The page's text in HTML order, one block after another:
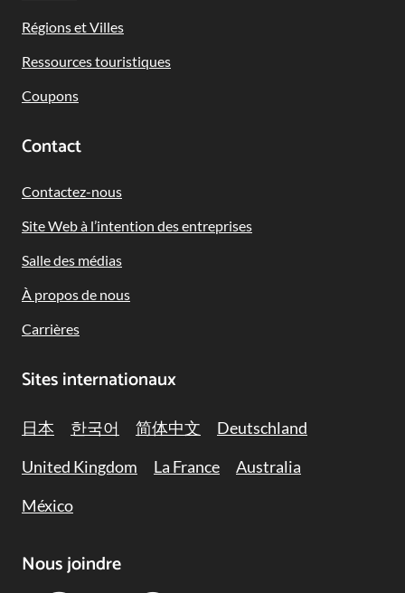
Régions et Villes
Ressources touristiques
Coupons
Contact
Contactez-nous
Site Web à l’intention des entreprises
Salle des médias
À propos de nous
Carrières
Sites internationaux
日本 한국어 简体中文
Deutschland
United Kingdom
La France
Australia
México
Nous joindre